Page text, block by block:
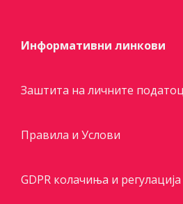
Информативни линкови
Заштита на личните
Правила и Услови
GDPR колачиња и регулација